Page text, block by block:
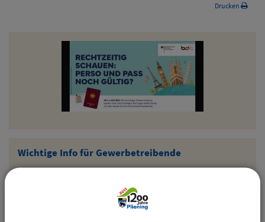
Drucken
Wichtige Info für Gewerbetreibende